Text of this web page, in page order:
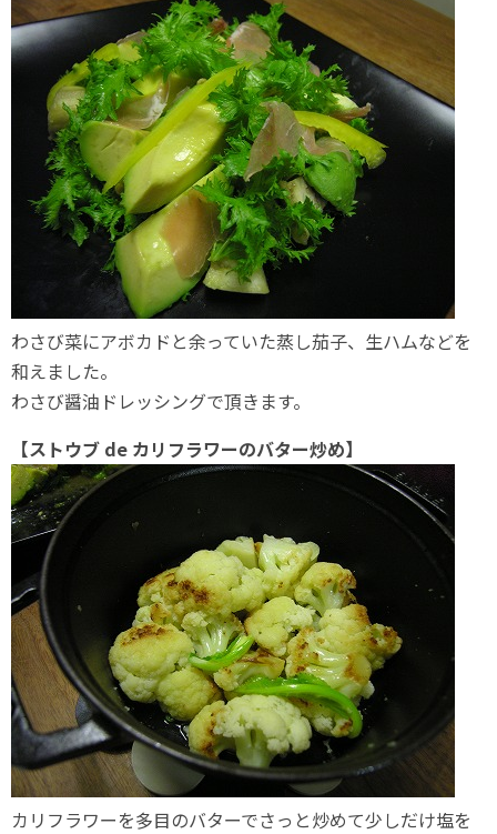
わさび菜にアボカドと余っていた蒸し茄子、生ハムなどを
和えました。
わさび醤油ドレッシングで頂きます。
【ストウブ de カリフラワーのバター炒め】
カリフラワーを多目のバターでさっと炒めて少しだけ塩を